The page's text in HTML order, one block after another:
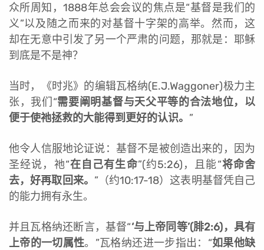
众所周知，1888年总会会议的焦点是“基督是我们的
义”以及随之而来的对基督十字架的高举。然而，这
却在无意中引发了另一个严肃的问题，那就是：耶稣
到底是不是神？
当时，《时兆》的编辑瓦格纳(E.J.Waggoner)极力主
张，我们“需要阐明基督与天父平等的合法地位，以
便于使祂拯救的大能得到更好的认识。 ”
他令人信服地论证说：基督不是被创造出来的，因为
圣经说，祂“在自己有生命”(约5:26)，且能“将命舍
去，好再取回来。 ”（约10:17-18）这表明基督凭自己
的能力拥有永生。
并且瓦格纳还断言，基督“‘与上帝同等’(腓2:6)，具有
上帝的一切属性。”瓦格纳还进一步指出：“如果他缺